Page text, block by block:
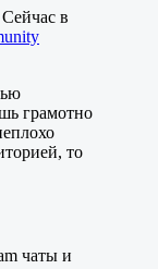
в
грамотно
то
чаты и